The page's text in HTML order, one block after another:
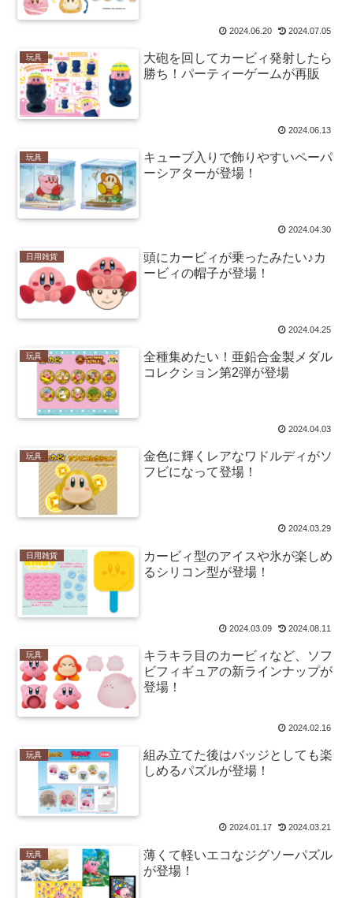
2024.06.20 2024.07.05
玩具
大砲を回してカービィ発射したら
勝ち！パーティーゲームが再販
2024.06.13
玩具
キューブ入りで飾りやすいペーパ
ーシアターが登場！
2024.04.30
日用雑貨
頭にカービィが乗ったみたい♪カ
ービィの帽子が登場！
2024.04.25
玩具
全種集めたい！亜鉛合金製メダル
コレクション第2弾が登場
2024.04.03
玩具
金色に輝くレアなワドルディがソ
フビになって登場！
2024.03.29
日用雑貨
カービィ型のアイスや氷が楽しめ
るシリコン型が登場！
2024.03.09 2024.08.11
玩具
キラキラ目のカービィなど、ソフ
ビフィギュアの新ラインナップが
登場！
2024.02.16
玩具
組み立てた後はバッジとしても楽
しめるパズルが登場！
2024.01.17 2024.03.21
玩具
薄くて軽いエコなジグソーパズル
が登場！